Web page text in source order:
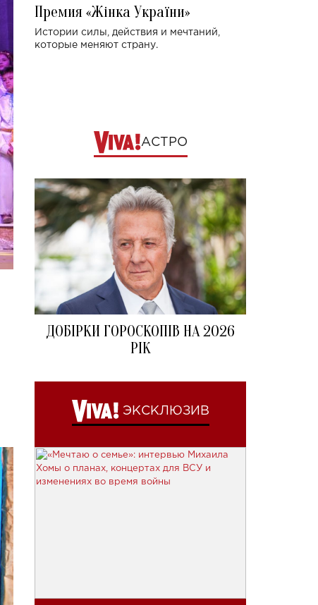
Премия «Жінка України»
Истории силы, действия и мечтаний,
которые меняют страну.
АСТРО
ДОБІРКИ ГОРОСКОПІВ НА 2026
РІК
ЭКСКЛЮЗИВ